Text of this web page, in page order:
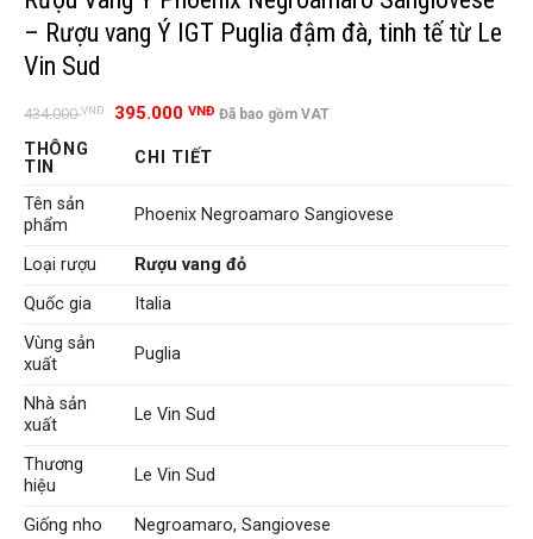
– Rượu vang Ý IGT Puglia đậm đà, tinh tế từ Le
Vin Sud
434.000VNĐ
Giá
434.000 VNĐ.
395.000 VNĐGiá
Đã bao gồm VAT
THÔNG
TIN
CHI TIẾT
Tên sản
phẩm
Phoenix Negroamaro Sangiovese
Loại rượu
Rượu vang đỏ
Quốc gia
Italia
Vùng sản
xuất
Puglia
Nhà sản
xuất
Le Vin Sud
Thương
hiệu
Le Vin Sud
Giống nho
Negroamaro, Sangiovese